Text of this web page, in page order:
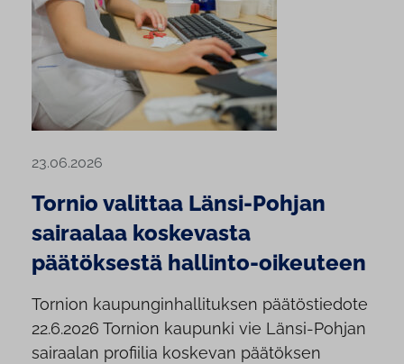
23.06.2026
Tornio valittaa Länsi-Pohjan
sairaalaa koskevasta
päätöksestä hallinto-oikeuteen
Tornion kaupunginhallituksen päätöstiedote
22.6.2026 Tornion kaupunki vie Länsi-Pohjan
sairaalan profiilia koskevan päätöksen